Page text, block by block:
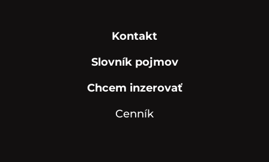
Kontakt
Slovník pojmov
Chcem inzerovať
Cenník